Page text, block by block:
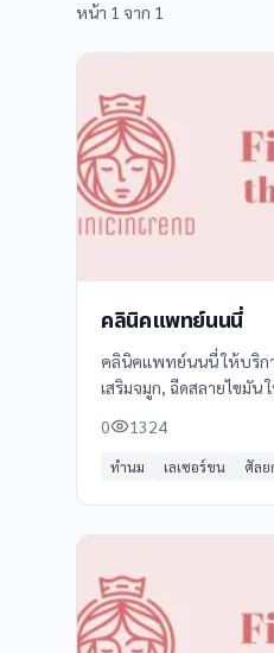
หน้า 1 จาก 1
คลินิคแพทย์นนนี่
คลินิคแพทย์นนนี่ ให้บริก
เสริมจมูก, ฉีดสลายไขมัน
0 1324
ทำนม เลเซอร์ขน ศัลย